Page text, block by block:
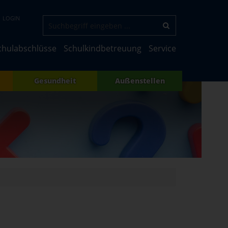
LOGIN
Schulkindbetreuung Service
Gesundheit Außenstellen